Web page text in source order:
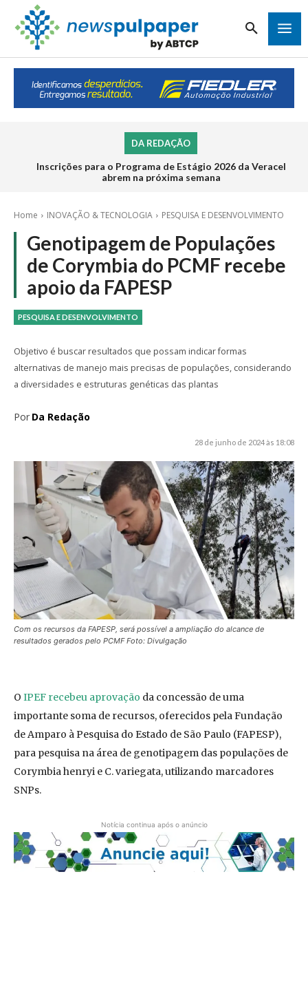
DA REDAÇÃO
Inscrições para o Programa de Estágio 2026 da Veracel
abrem na próxima semana
Home INOVAÇÃO & TECNOLOGIA PESQUISA E DESENVOLVIMENTO
Genotipagem de Populações
de Corymbia do PCMF recebe
apoio da FAPESP
PESQUISA E DESENVOLVIMENTO
Objetivo é buscar resultados que possam indicar formas
alternativas de manejo mais precisas de populações, considerando
a diversidades e estruturas genéticas das plantas
Por Da Redação
28 de junho de 2024 às 18:08
Com os recursos da FAPESP, será possível a ampliação do alcance de
resultados gerados pelo PCMF Foto: Divulgação
O IPEF recebeu aprovação da concessão de uma
importante soma de recursos, oferecidos pela Fundação
de Amparo à Pesquisa do Estado de São Paulo (FAPESP),
para pesquisa na área de genotipagem das populações de
Corymbia henryi e C. variegata, utilizando marcadores
SNPs.
Notícia continua após o anúncio